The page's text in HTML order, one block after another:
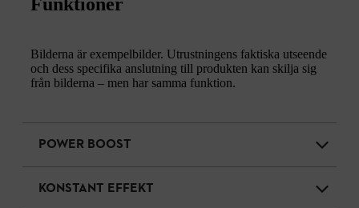
Bilderna är exempelbilder. Utrustningens faktiska utseende
och dess specifika anslutning till produkten kan skilja sig
från bilderna – men har samma funktion.
POWER BOOST
KONSTANT EFFEKT